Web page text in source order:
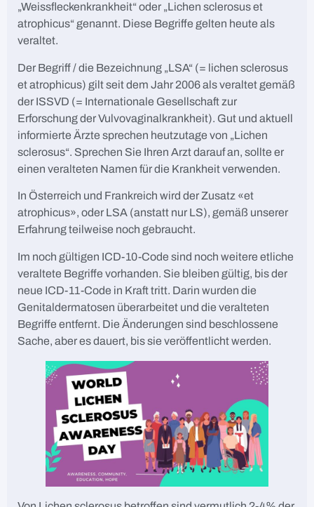
„Weissfleckenkrankheit“ oder „Lichen sclerosus et
atrophicus“ genannt. Diese Begriffe gelten heute als
veraltet.
Der Begriff / die Bezeichnung „LSA“ (= lichen sclerosus
et atrophicus) gilt seit dem Jahr 2006 als veraltet gemäß
der ISSVD (= Internationale Gesellschaft zur
Erforschung der Vulvovaginalkrankheit). Gut und aktuell
informierte Ärzte sprechen heutzutage von „Lichen
sclerosus“. Sprechen Sie Ihren Arzt darauf an, sollte er
einen veralteten Namen für die Krankheit verwenden.
In Österreich und Frankreich wird der Zusatz «et
atrophicus», oder LSA (anstatt nur LS), gemäß unserer
Erfahrung teilweise noch gebraucht.
Im noch gültigen ICD-10-Code sind noch weitere etliche
veraltete Begriffe vorhanden. Sie bleiben gültig, bis der
neue ICD-11-Code in Kraft tritt. Darin wurden die
Genitaldermatosen überarbeitet und die veralteten
Begriffe entfernt. Die Änderungen sind beschlossene
Sache, aber es dauert, bis sie veröffentlicht werden.